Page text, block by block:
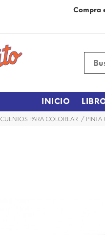
Compra
INICIO
CUENTOS PARA COLOREAR PINTA